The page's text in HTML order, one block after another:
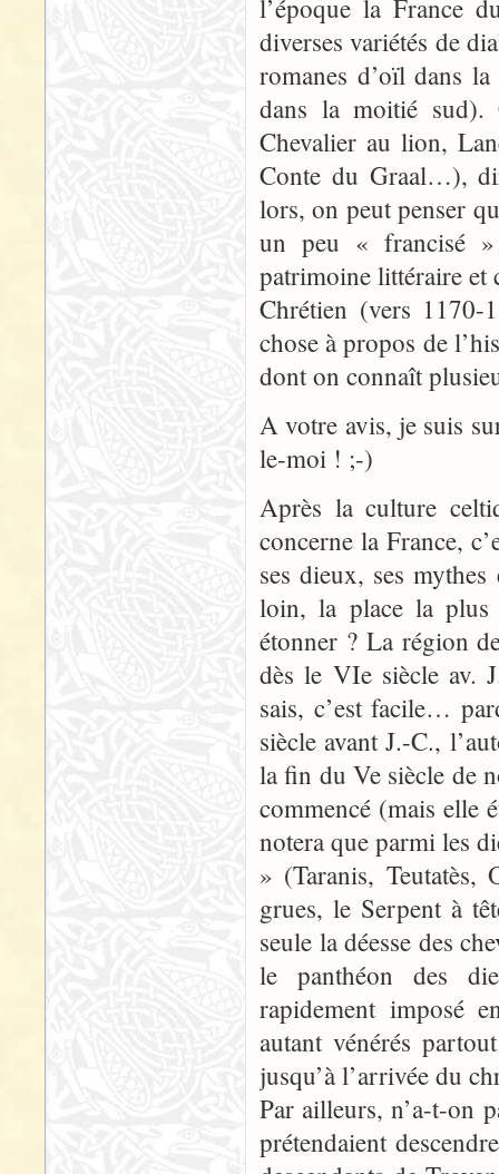
l’époque la France
diverses variétés de
romanes d’oïl dans
dans la moitié sud).
Chevalier au lion,
Conte du Graal…),
lors, on peut penser
un peu « francisé
patrimoine littéraire et
Chrétien (vers
chose à propos de
dont on connaît
A votre avis, je suis
le-moi ! ;-)
Après la culture
concerne la France,
ses dieux, ses
loin, la place la plus
étonner ? La région
dès le VIe siècle av.
sais, c’est facile…
siècle avant J.-C.,
la fin du Ve siècle de
commencé (mais elle
notera que parmi les
» (Taranis, Teutatès,
grues, le Serpent à
seule la déesse des
le panthéon des
rapidement imposé
autant vénérés
jusqu’à l’arrivée du
Par ailleurs, n’a-t-on
prétendaient